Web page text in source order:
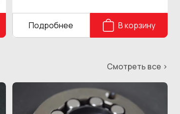
Подробнее В корзину
Смотреть все >